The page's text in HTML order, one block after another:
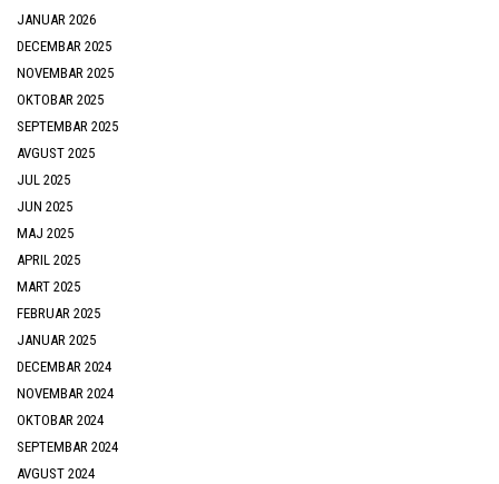
JANUAR 2026
DECEMBAR 2025
NOVEMBAR 2025
OKTOBAR 2025
SEPTEMBAR 2025
AVGUST 2025
JUL 2025
JUN 2025
MAJ 2025
APRIL 2025
MART 2025
FEBRUAR 2025
JANUAR 2025
DECEMBAR 2024
NOVEMBAR 2024
OKTOBAR 2024
SEPTEMBAR 2024
AVGUST 2024